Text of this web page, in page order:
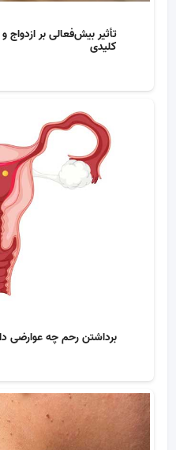
تأثیر بیش‌فعالی بر
کلیدی
برداشتن رحم چه عوارضی